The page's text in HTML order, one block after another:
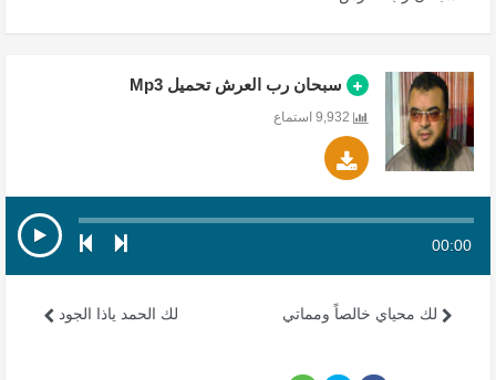
سبحان رب العرش تحميل Mp3
00:00
لك الحمد ياذا الجود لك محياي خالصاً ومماتي